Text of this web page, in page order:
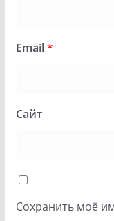
Email*
Сайт
Сохранить моё